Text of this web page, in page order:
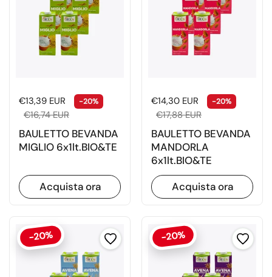
Prezzo di listino
€13,39 EUR -20%
Prezzo di vendita
€16,74 EUR
BAULETTO BEVANDA
MIGLIO 6x1lt.BIO&TE
Acquista ora
Prezzo di listino
€14,30 EUR -20%
€17,88 EUR
BAULETTO BEVANDA
MANDORLA
6x1lt.BIO&TE
Acquista ora
-20% -20%